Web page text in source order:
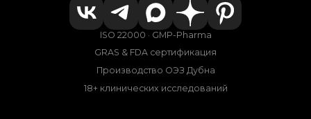
ISO 22000 · GMP-Pharma
GRAS & FDA сертификация
Производство ОЭЗ Дубна
18+ клинических исследований